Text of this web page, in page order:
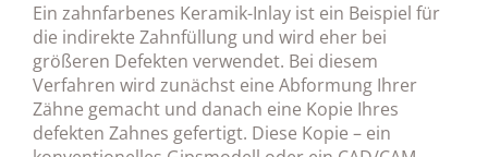
Ein zahnfarbenes Keramik-Inlay ist ein Beispiel für
die indirekte Zahnfüllung und wird eher bei
größeren Defekten verwendet. Bei diesem
Verfahren wird zunächst eine Abformung Ihrer
Zähne gemacht und danach eine Kopie Ihres
defekten Zahnes gefertigt. Diese Kopie – ein